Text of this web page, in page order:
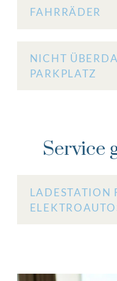
FAHRRÄDER
NICHT
PARKPLATZ
Service
LADESTATION